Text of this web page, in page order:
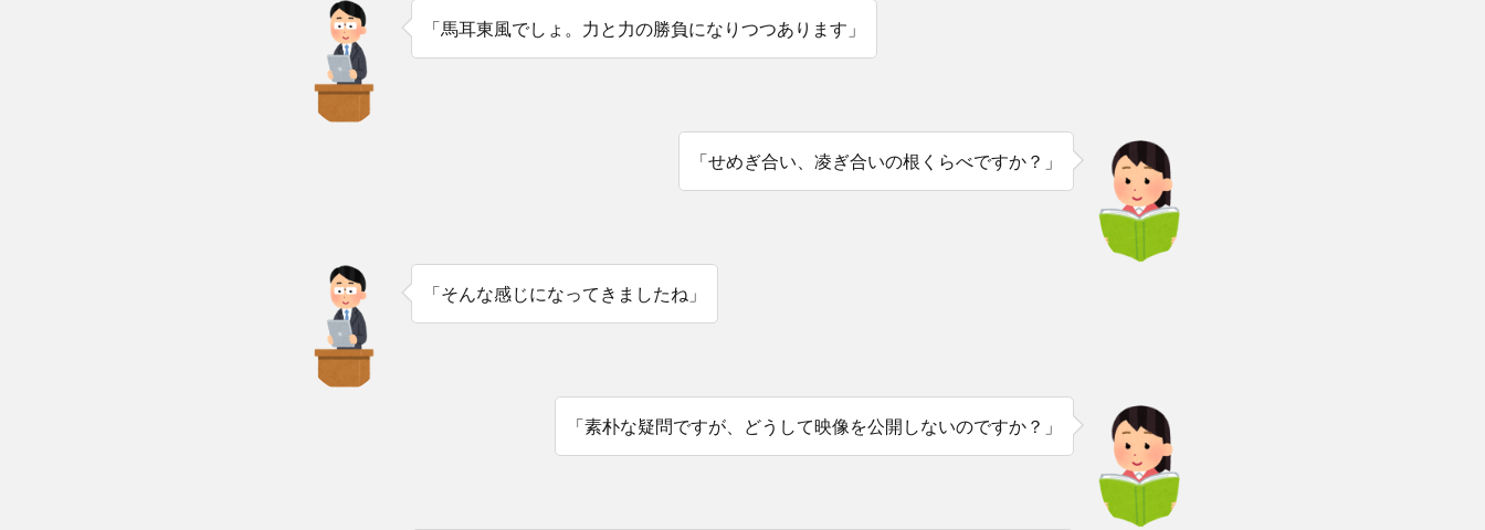
「馬耳東風でしょ。力と力の勝負になりつつあります」
「せめぎ合い、凌ぎ合いの根くらべですか？」
「そんな感じになってきましたね」
「素朴な疑問ですが、どうして映像を公開しないのですか？」